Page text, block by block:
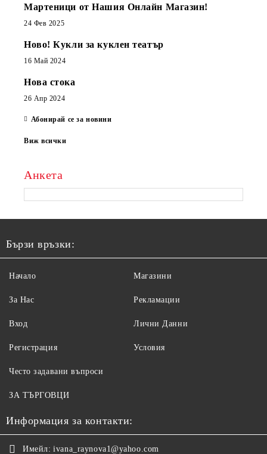
Мартеници от Нашия Онлайн Магазин!
24 Фев 2025
Ново! Кукли за куклен театър
16 Май 2024
Нова стока
26 Апр 2024
Абонирай се за новини
Виж всички
Анкета
Бързи връзки:
Начало
За Нас
Вход
Регистрация
Магазини
Рекламации
Лични Данни
Условия
Често задавани въпроси
ЗА ТЪРГОВЦИ
Информация за контакти:
Имейл: ivana_raynova1@yahoo.com